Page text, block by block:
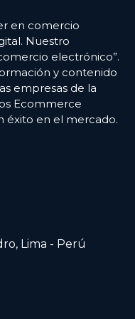
en comercio
Nuestro
electrónico”.
y contenido
empresas de la
Ecommerce
éxito en el mercado.
Lima - Perú